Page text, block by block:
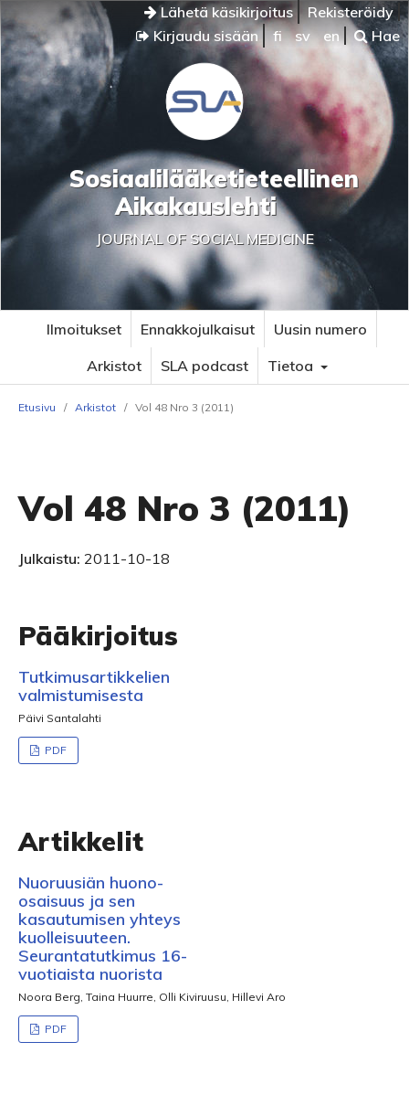
Lähetä käsikirjoitus
Rekisteröidy
Kirjaudu sisään
fi sv en Hae
Sosiaalilääketieteellinen
Aikakauslehti
JOURNAL OF SOCIAL MEDICINE
Ilmoitukset Ennakkojulkaisut
Uusin numero
Arkistot
SLA podcast Tietoa
Etusivu / Arkistot / Vol 48 Nro 3 (2011)
Vol 48 Nro 3 (2011)
Julkaistu: 2011-10-18
Pääkirjoitus
Tutkimusartikkelien
valmistumisesta
Päivi Santalahti
PDF
Artikkelit
Nuoruusiän huono-
osaisuus ja sen
kasautumisen yhteys
kuolleisuuteen.
Seurantatutkimus 16-
vuotiaista nuorista
Noora Berg, Taina Huurre, Olli Kiviruusu, Hillevi Aro
PDF